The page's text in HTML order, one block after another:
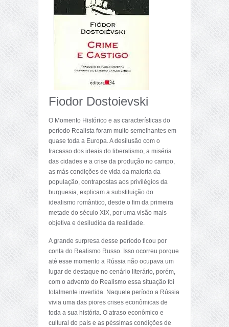
Fiodor Dostoievski
O Momento Histórico e as características do
período Realista foram muito semelhantes em
quase toda a Europa. A desilusão com o
fracasso dos ideais do liberalismo, a miséria
das cidades e a crise da produção no campo,
as más condições de vida da maioria da
população, contrapostas aos privilégios da
burguesia, explicam a substituição do
idealismo romântico, desde o fim da primeira
metade do século XIX, por uma visão mais
objetiva e desiludida da realidade.
A grande surpresa desse período ficou por
conta do Realismo Russo. Isso ocorreu porque
até esse momento a Rússia não ocupava um
lugar de destaque no cenário literário, porém,
com o advento do Realismo essa situação foi
totalmente invertida. Naquele período a Rússia
vivia uma das piores crises econômicas de
toda a sua história. O atraso econômico e
cultural do país e as péssimas condições de